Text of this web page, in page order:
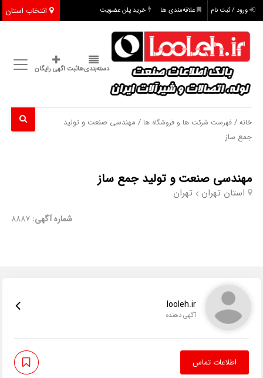
انتخاب استان ورود / ثبت نام علاقه‌مندی ها خرید پلن عضویت
دسته‌بندی‌هاثبت اگهی رایگان
خانه /فهرست شرکت ها و فروشگاه ها / مهندسی صنعت و تولید
جمع ساز
مهندسی صنعت و تولید جمع ساز
استان تهران تهران
شماره آگهی: 8887
looleh.ir
آگهی دهنده
اطلاعات تماس